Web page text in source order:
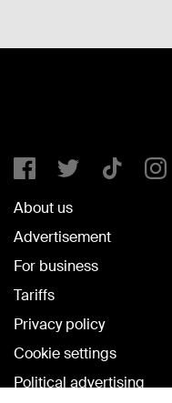
About us
Advertisement
For business
Tariffs
Privacy policy
Cookie settings
Political advertising